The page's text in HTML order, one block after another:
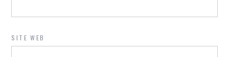
SITE WEB